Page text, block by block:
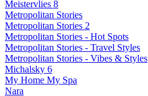
Meistervlies 8
Metropolitan Stories
Metropolitan Stories 2
Metropolitan Stories - Hot Spots
Metropolitan Stories - Travel Styles
Metropolitan Stories - Vibes & Styles
Michalsky 6
My Home My Spa
Nara